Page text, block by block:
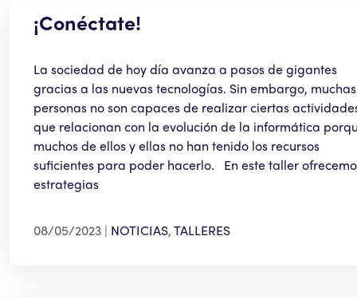
¡Conéctate!
La sociedad de hoy día avanza a pasos de gigantes
gracias a las nuevas tecnologías. Sin embargo, muchas
personas no son capaces de realizar ciertas
que relacionan con la evolución de la informática
muchos de ellos y ellas no han tenido los recursos
suficientes para poder hacerlo. En este taller
estrategias
08/05/2023 NOTICIAS,TALLERES